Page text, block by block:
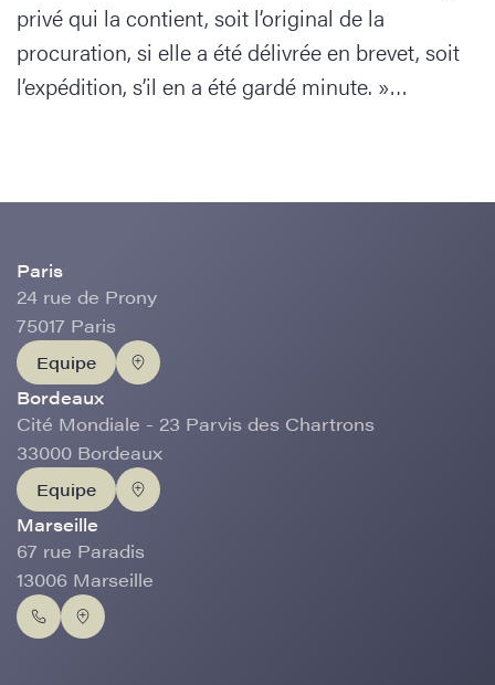
privé qui la contient, soit l’original de la
procuration, si elle a été délivrée en brevet, soit
l’expédition, s’il en a été gardé minute. »…
Paris
24 rue de Prony
75017 Paris
Equipe
Bordeaux
Cité Mondiale - 23 Parvis des Chartrons
33000 Bordeaux
Equipe
Marseille
67 rue Paradis
13006 Marseille